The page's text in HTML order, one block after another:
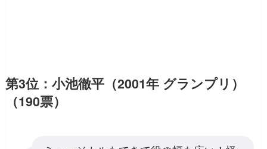
第3位：小池徹平（2001年 グランプリ）
（190票）